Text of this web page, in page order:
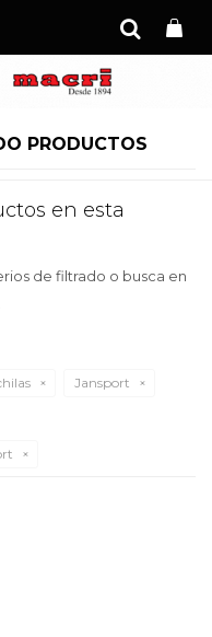
PRODUCTOS
en esta
de filtrado o busca en
Jansport